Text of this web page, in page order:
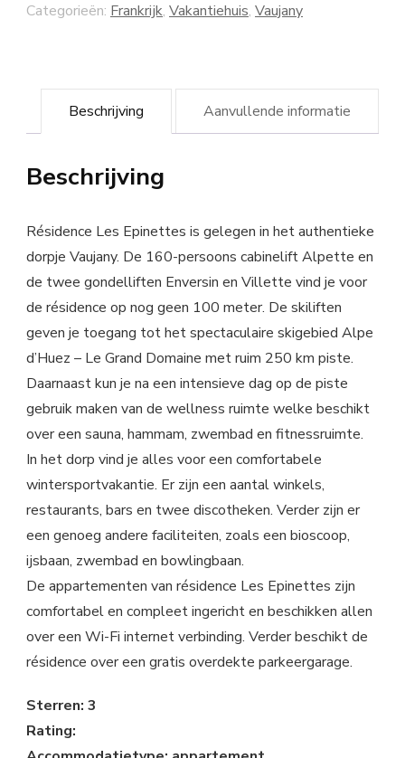
Categorieën: Frankrijk, Vakantiehuis, Vaujany
Beschrijving Aanvullende informatie
Beschrijving
Résidence Les Epinettes is gelegen in het authentieke
dorpje Vaujany. De 160-persoons cabinelift Alpette en
de twee gondelliften Enversin en Villette vind je voor
de résidence op nog geen 100 meter. De skiliften
geven je toegang tot het spectaculaire skigebied Alpe
d’Huez – Le Grand Domaine met ruim 250 km piste.
Daarnaast kun je na een intensieve dag op de piste
gebruik maken van de wellness ruimte welke beschikt
over een sauna, hammam, zwembad en fitnessruimte.
In het dorp vind je alles voor een comfortabele
wintersportvakantie. Er zijn een aantal winkels,
restaurants, bars en twee discotheken. Verder zijn er
een genoeg andere faciliteiten, zoals een bioscoop,
ijsbaan, zwembad en bowlingbaan.
De appartementen van résidence Les Epinettes zijn
comfortabel en compleet ingericht en beschikken allen
over een Wi-Fi internet verbinding. Verder beschikt de
résidence over een gratis overdekte parkeergarage.
Sterren: 3
Rating: